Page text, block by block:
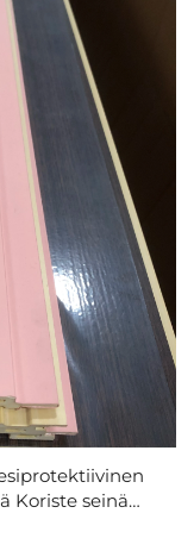
Koriste seinä